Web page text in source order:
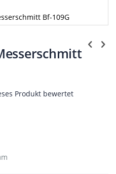
Bf-109G
Produkt bewertet